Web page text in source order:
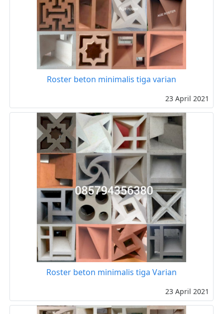
Roster beton minimalis tiga varian
23 April 2021
Roster beton minimalis tiga Varian
23 April 2021